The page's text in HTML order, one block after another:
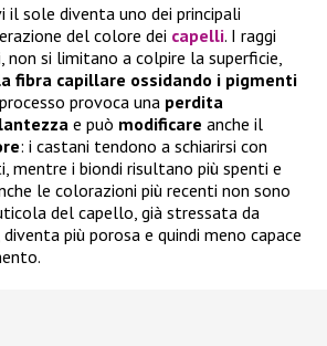
il sole diventa uno dei principali
del colore dei capelli. I raggi
si limitano a colpire la superficie,
fibra capillare ossidando i pigmenti
provoca una perdita
e può modificare anche il
: i castani tendono a schiarirsi con
mentre i biondi risultano più spenti e
le colorazioni più recenti non sono
del capello, già stressata da
più porosa e quindi meno capace